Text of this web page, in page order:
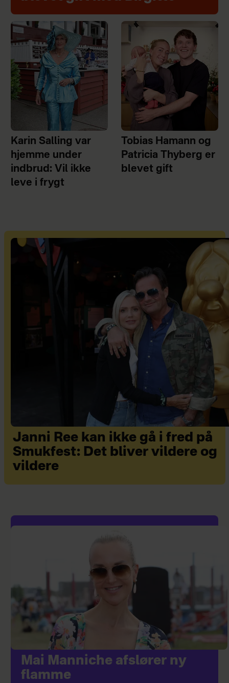
Karin Salling var
hjemme under
indbrud: Vil ikke
leve i frygt
Tobias Hamann og
Patricia Thyberg er
blevet gift
Janni Ree kan ikke gå i fred på
Smukfest: Det bliver vildere og
vildere
Mai Manniche afslører ny
flamme